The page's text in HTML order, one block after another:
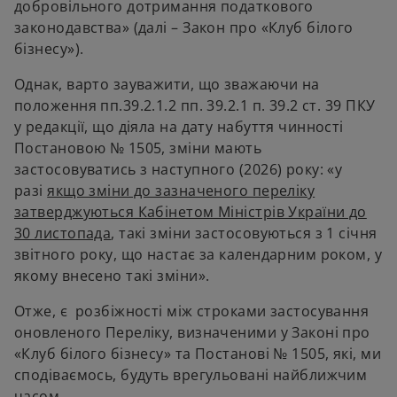
добровільного дотримання податкового
законодавства» (далі – Закон про «Клуб білого
бізнесу»).
Однак, варто зауважити, що зважаючи на
положення пп.39.2.1.2 пп. 39.2.1 п. 39.2 ст. 39 ПКУ
у редакції, що діяла на дату набуття чинності
Постановою № 1505, зміни мають
застосовуватись з наступного (2026) року: «у
разіякщо зміни до зазначеного переліку
затверджуються Кабінетом Міністрів України до
30 листопада, такі зміни застосовуються з 1 січня
звітного року, що настає за календарним роком, у
якому внесено такі зміни».
Отже, є розбіжності між строками застосування
оновленого Переліку, визначеними у Законі про
«Клуб білого бізнесу» та Постанові № 1505, які, ми
сподіваємось, будуть врегульовані найближчим